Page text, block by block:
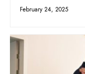
February 24, 2025